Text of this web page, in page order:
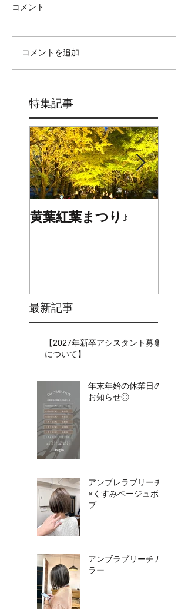
コメント
コメントを追加…
特集記事
黄葉紅葉まつり♪
最新記事
【2027年新卒アシスタント募集
について】​​
年末年始の休業日の
お知らせ◎
アンブレラブリーチ
×くすみベージュボ
ブ
アンブラブリーチカ
ラー